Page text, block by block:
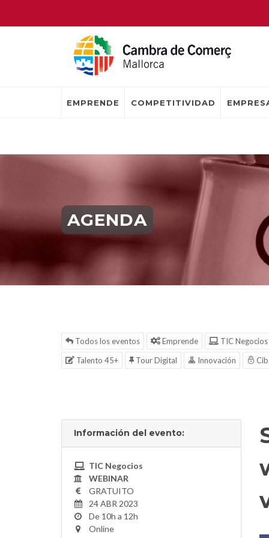
EMPRENDE COMPETITIVIDAD
AGENDA
Todos los eventos Emprende
TIC Negocios
Talento 45+
Tour Digital Innovación
Información del evento:
TIC Negocios
WEBINAR
GRATUITO
24 ABR 2023
De 10h a 12h
Online